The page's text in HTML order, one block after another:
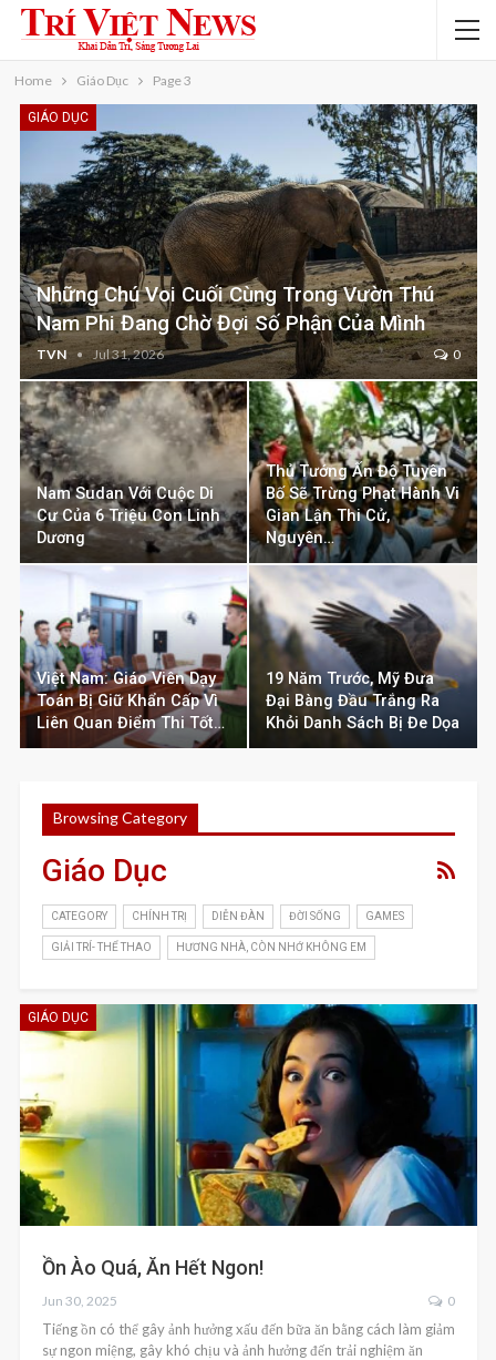
Home Giáo Dục Page 3
GIÁO DỤC
Những Chú Voi Cuối Cùng Trong Vườn Thú
Nam Phi Đang Chờ Đợi Số Phận Của Mình
TVN Jul 31, 2026 0
Nam Sudan Với Cuộc Di
Cư Của 6 Triệu Con Linh
Dương
Thủ Tướng Ấn Độ Tuyên
Bố Sẽ Trừng Phạt Hành Vi
Gian Lận Thi Cử,
Nguyên…
Việt Nam: Giáo Viên Dạy
Toán Bị Giữ Khẩn Cấp Vì
Liên Quan Điểm Thi Tốt…
19 Năm Trước, Mỹ Đưa
Đại Bàng Đầu Trắng Ra
Khỏi Danh Sách Bị Đe Dọa
Browsing Category
Giáo Dục
CATEGORY CHÍNH TRỊ DIỄN ĐÀN ĐỜI SỐNG GAMES
GIẢI TRÍ- THỂ THAO HƯƠNG NHÀ, CÒN NHỚ KHÔNG EM
GIÁO DỤC
Ồn Ào Quá, Ăn Hết Ngon!
Jun 30, 2025 0
Tiếng ồn có thể gây ảnh hưởng xấu đến bữa ăn bằng cách làm giảm
sự ngon miệng, gây khó chịu và ảnh hưởng đến trải nghiệm ăn